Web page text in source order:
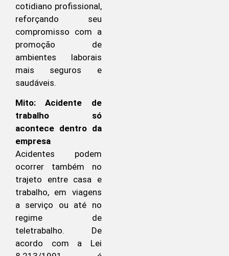
cotidiano profissional,
reforçando seu
compromisso com a
promoção de
ambientes laborais
mais seguros e
saudáveis.
Mito: Acidente de
trabalho só
acontece dentro da
empresa
Acidentes podem
ocorrer também no
trajeto entre casa e
trabalho, em viagens
a serviço ou até no
regime de
teletrabalho. De
acordo com a Lei